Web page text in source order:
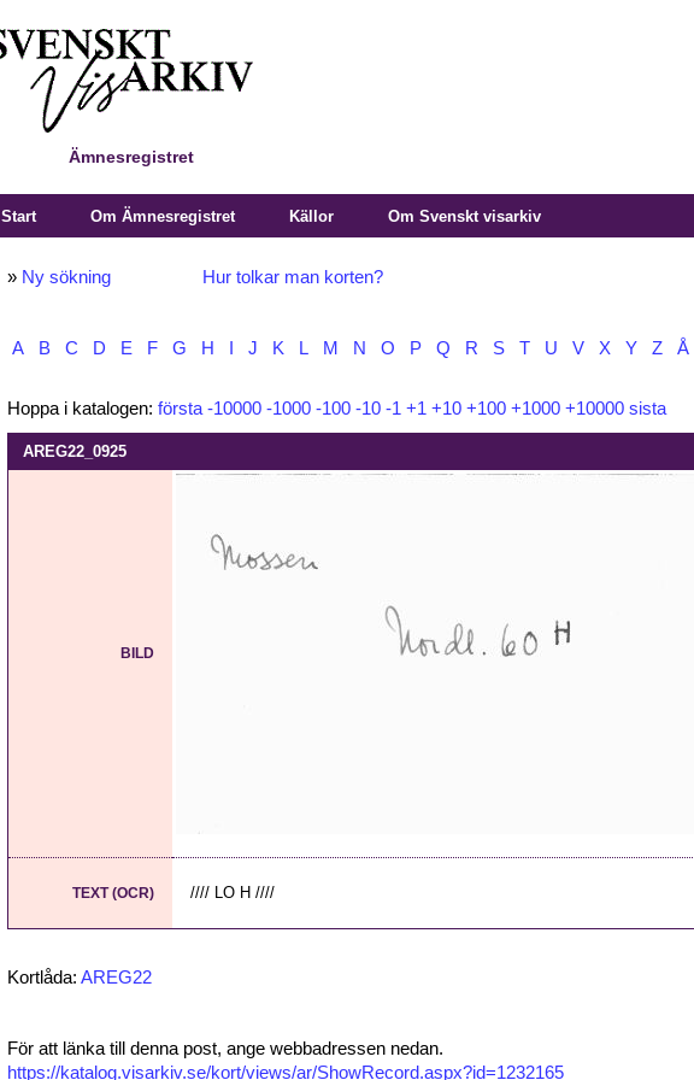
Ämnesregistret
Start Om Ämnesregistret Källor Om Svenskt visarkiv
» Ny sökning Hur tolkar man korten?
A B C D E F G H J K L M N O P Q R S T U V X Y Z Å
Hoppa i katalogen: första -10000 -1000 -100 -10 -1 +1 +10 +100 +1000 +10000 sista
AREG22_0925
BILD
TEXT (OCR) //// LO H ////
Kortlåda: AREG22
För att länka till denna post, ange webbadressen nedan.
https://katalog.visarkiv.se/kort/views/ar/ShowRecord.aspx?id=1232165